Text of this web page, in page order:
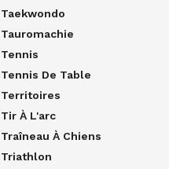
Taekwondo
Tauromachie
Tennis
Tennis De Table
Territoires
Tir À L'arc
Traîneau À Chiens
Triathlon